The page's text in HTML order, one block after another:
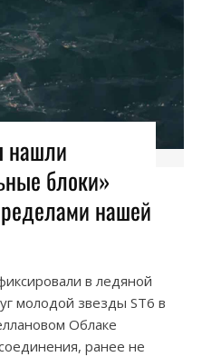
нашли
блоки»
нашей
в ледяной
молодой звезды ST6 в
Облаке
ранее не